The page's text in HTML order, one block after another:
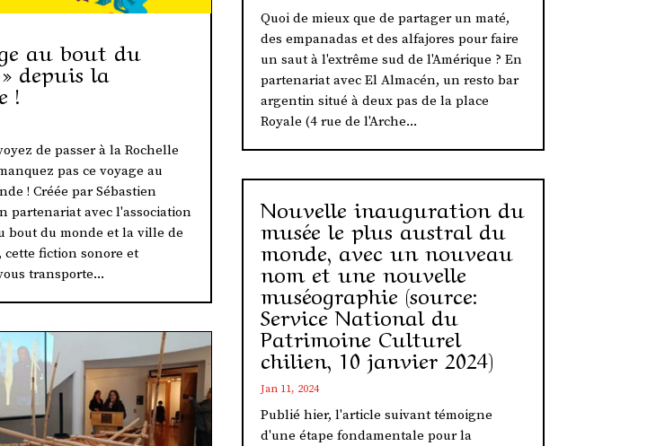
au bout du
depuis la
!
de passer à la Rochelle
pas ce voyage au
! Créée par Sébastien
partenariat avec l'association
bout du monde et la ville de
cette fiction sonore et
transporte...
Quoi de mieux que de partager un maté,
des empanadas et des alfajores pour faire
un saut à l'extrême sud de l'Amérique ? En
partenariat avec El Almacén, un resto bar
argentin situé à deux pas de la place
Royale (4 rue de l'Arche...
Nouvelle inauguration du
musée le plus austral du
monde, avec un nouveau
nom et une nouvelle
muséographie (source:
Service National du
Patrimoine Culturel
chilien, 10 janvier 2024)
Jan 11, 2024
Publié hier, l'article suivant témoigne
d'une étape fondamentale pour la